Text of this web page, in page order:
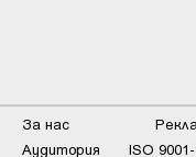
За нас
Аудитория
ISO